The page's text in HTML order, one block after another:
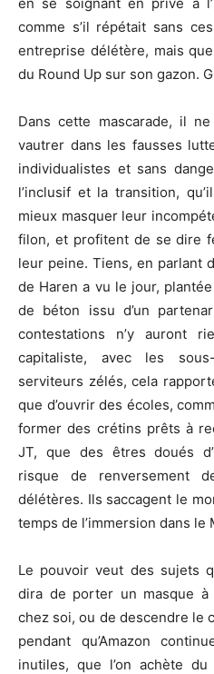
comme s’il répétait sans
entreprise délétère, mais
du Round Up sur son gazon.
Dans cette mascarade, il
vautrer dans les fausses
individualistes et sans
l’inclusif et la transition,
mieux masquer leur
filon, et profitent de se dire
leur peine. Tiens, en parlant
de Haren a vu le jour,
de béton issu d’un
contestations n’y auront
capitaliste, avec les
serviteurs zélés, cela
que d’ouvrir des écoles,
former des crétins prêts à
JT, que des êtres doués
risque de renversement
délétères. Ils saccagent le
temps de l’immersion dans le
Le pouvoir veut des sujets
dira de porter un masque à
chez soi, ou de descendre le
pendant qu’Amazon
inutiles, que l’on achète